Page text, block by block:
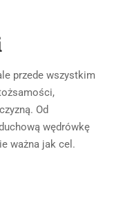
przede wszystkim
Od
wędrówkę
ważna jak cel.